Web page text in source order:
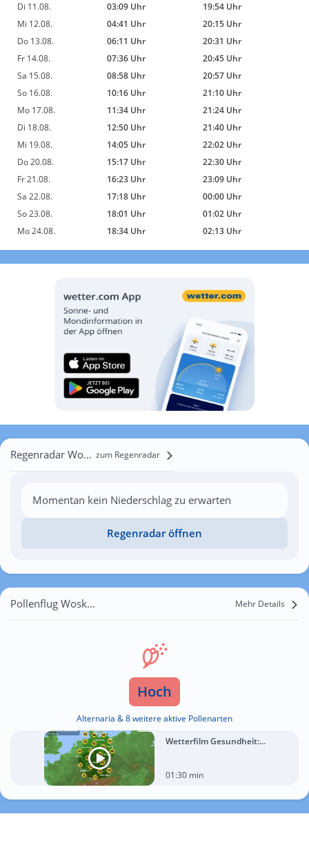
Di 11.08.
03:09 Uhr
19:54 Uhr
Mi 12.08.
04:41 Uhr
20:15 Uhr
Do 13.08.
06:11 Uhr
20:31 Uhr
Fr 14.08.
07:36 Uhr
20:45 Uhr
Sa 15.08.
08:58 Uhr
20:57 Uhr
So 16.08.
10:16 Uhr
21:10 Uhr
Mo 17.08.
11:34 Uhr
21:24 Uhr
Di 18.08.
12:50 Uhr
21:40 Uhr
Mi 19.08.
14:05 Uhr
22:02 Uhr
Do 20.08.
15:17 Uhr
22:30 Uhr
Fr 21.08.
16:23 Uhr
23:09 Uhr
Sa 22.08.
17:18 Uhr
00:00 Uhr
So 23.08.
18:01 Uhr
01:02 Uhr
Mo 24.08.
18:34 Uhr 02:13 Uhr
Regenradar Woskowice Małe zum Regenradar
Momentan kein Niederschlag zu erwarten
Regenradar öffnen
Pollenflug Woskowice Małe Mehr Details
Hoch
Alternaria & 8 weitere aktive Pollenarten
Wetterfilm Gesundheit:...
01:30 min